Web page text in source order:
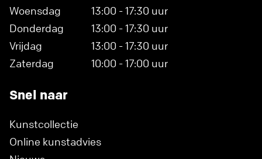
Woensdag
13:00 - 17:30 uur
Donderdag
13:00 - 17:30 uur
Vrijdag
13:00 - 17:30 uur
Zaterdag
10:00 - 17:00 uur
Snel naar
Kunstcollectie
Online kunstadvies